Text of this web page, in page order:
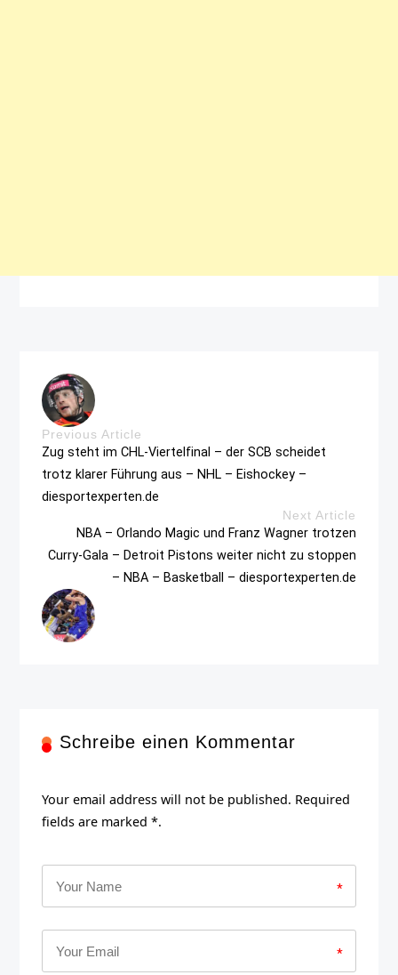
Previous Article
Zug steht im CHL-Viertelfinal – der SCB scheidet
trotz klarer Führung aus – NHL – Eishockey –
diesportexperten.de
Next Article
NBA – Orlando Magic und Franz Wagner trotzen
Curry-Gala – Detroit Pistons weiter nicht zu stoppen
– NBA – Basketball – diesportexperten.de
Schreibe einen Kommentar
Your email address will not be published. Required
fields are marked *.
*
*